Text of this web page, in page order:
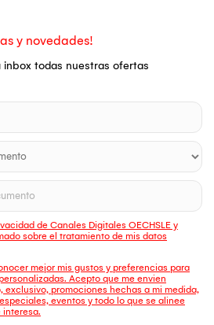
y novedades!
todas nuestras ofertas
de Canales Digitales OECHSLE y
sobre el tratamiento de mis datos
mejor mis gustos y preferencias para
Acepto que me envien
exclusivo, promociones hechas a mi medida,
eventos y todo lo que se alinee
interesa.